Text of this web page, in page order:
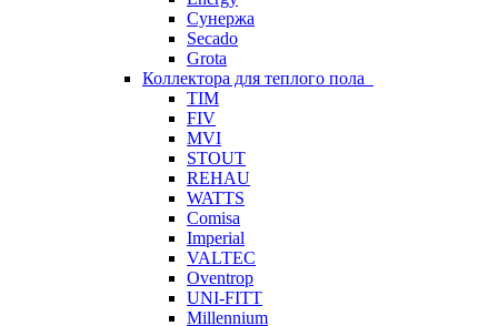
Сунержа
Secado
Grota
Коллектора для теплого пола
TIM
FIV
MVI
STOUT
REHAU
WATTS
Comisa
Imperial
VALTEC
Oventrop
UNI-FITT
Millennium